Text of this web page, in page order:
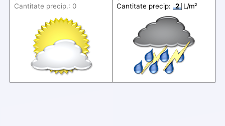
Cantitate precip.: 0
Cantitate precip:
2 L/m²